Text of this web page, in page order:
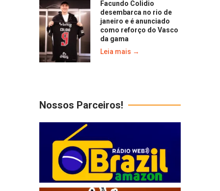
Facundo Colidio
desembarca no rio de
janeiro e é anunciado
como reforço do Vasco
da gama
Leia mais →
Nossos Parceiros!